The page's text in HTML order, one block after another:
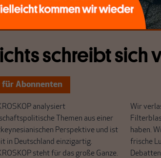
schreibt sich
für Abonnenten
analysiert
Themen aus einer
Perspektive und ist
in Deutschland einzigartig.
steht für das große Ganze.
Wir
haben.
frische